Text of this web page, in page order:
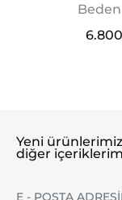
Yeni
diğer